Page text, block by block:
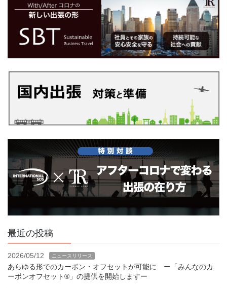
最近の投稿
2026/05/12 ニュースリリース
あらゆる形でのカーボン・オフセットが可能に ー「みんなのカ
ーボンオフセット®」の提供を開始しますー